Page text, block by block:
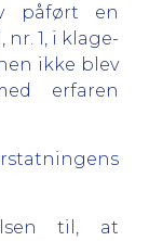
påført en
nr. 1, i klage-
ikke blev
erfaren
til, at